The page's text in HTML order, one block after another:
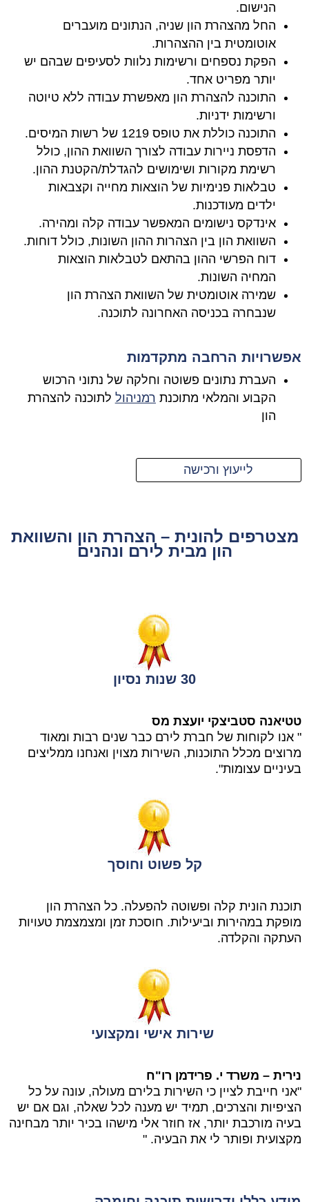
הנישום.
החל מהצהרת הון שניה, הנתונים מועברים
אוטומטית בין ההצהרות.
הפקת נספחים ורשימות נלוות לסעיפים שבהם יש
יותר מפריט אחד.
התוכנה להצהרת הון מאפשרת עבודה ללא טיוטה
ורשימות ידניות.
התוכנה כוללת את טופס 1219 של רשות המיסים.
הדפסת ניירות עבודה לצורך השוואת ההון, כולל
רשימת מקורות ושימושים להגדלת/הקטנת ההון.
טבלאות פנימיות של הוצאות מחייה וקצבאות
ילדים מעודכנות.
אינדקס נישומים המאפשר עבודה קלה ומהירה.
השוואת הון בין הצהרות ההון השונות, כולל דוחות.
דוח הפרשי ההון בהתאם לטבלאות הוצאות
המחיה השונות.
שמירה אוטומטית של השוואת הצהרת הון
שנבחרה בכניסה האחרונה לתוכנה.
אפשרויות הרחבה מתקדמות
העברת נתונים פשוטה וחלקה של נתוני הרכוש
הקבוע והמלאי מתוכנת רמניהול לתוכנה להצהרת
הון
לייעוץ ורכישה
מצטרפים להונית – הצהרת הון והשוואת
הון מבית לירם ונהנים
30 שנות נסיון
טטיאנה סטביצקי יועצת מס
" אנו לקוחות של חברת לירם כבר שנים רבות ומאוד
מרוצים מכלל התוכנות, השירות מצוין ואנחנו ממליצים
בעיניים עצומות".
קל פשוט וחוסך
תוכנת הונית קלה ופשוטה להפעלה. כל הצהרת הון
מופקת במהירות וביעילות. חוסכת זמן ומצמצמת טעויות
העתקה והקלדה.
שירות אישי ומקצועי
נירית – משרד י. פרידמן רו"ח
"אני חייבת לציין כי השירות בלירם מעולה, עונה על כל
הציפיות והצרכים, תמיד יש מענה לכל שאלה, וגם אם יש
בעיה מורכבת יותר, אז חוזר אלי מישהו בכיר יותר מבחינה
מקצועית ופותר לי את הבעיה. "